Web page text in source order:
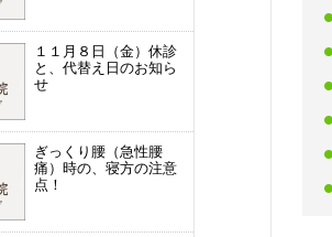
１１月８日（金）休診
と、代替え日のお知ら
せ
ぎっくり腰（急性腰
痛）時の、寝方の注意
点！